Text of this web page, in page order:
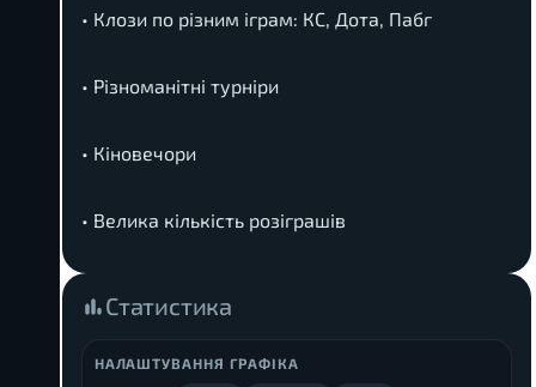
• Клози по різним іграм: КС, Дота, Пабг
• Різноманітні турніри
• Кіновечори
• Велика кількість розіграшів
Статистика
НАЛАШТУВАННЯ ГРАФІКА